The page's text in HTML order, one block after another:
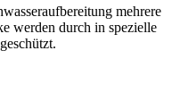
mehrere
werden durch in spezielle